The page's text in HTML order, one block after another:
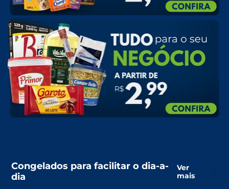
Congelados para facilitar o dia-a-
dia
Ver
mais